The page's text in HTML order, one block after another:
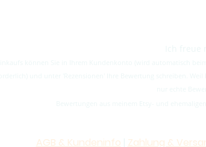
AGB & Kundeninfo Zahlung &